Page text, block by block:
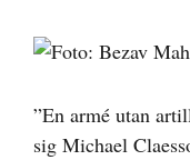
Visa
bild
”En armé utan
sig Michael